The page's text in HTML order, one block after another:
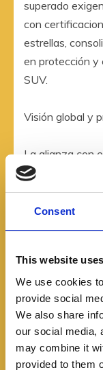
Consent
This website
We use cookies
provide social
We also share
our social media,
may combine it
provided to them
superado
con
estrellas,
en protección y
SUV.
Visión global y
La alianza con
parte de la
combina
social y
marca hace
“Esta
soluciones de
que impulsan la
Zhu Shaodong,
International.